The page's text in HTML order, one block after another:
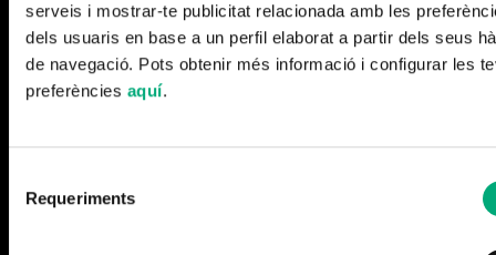
serveis i mostrar-te publicitat relacionada amb les
dels usuaris en base a un perfil elaborat a partir dels seus
de navegació. Pots obtenir més informació i configurar les
preferències aquí.
Requeriments